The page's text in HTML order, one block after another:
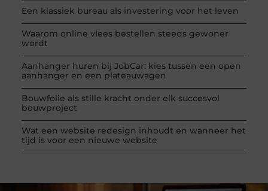
Een klassiek bureau als investering voor het leven
Waarom online vlees bestellen steeds gewoner
wordt
Aanhanger huren bij JobCar: kies tussen een open
aanhanger en een plateauwagen
Bouwfolie als stille kracht onder elk succesvol
bouwproject
Wat een website redesign inhoudt en wanneer het
tijd is voor een nieuwe website